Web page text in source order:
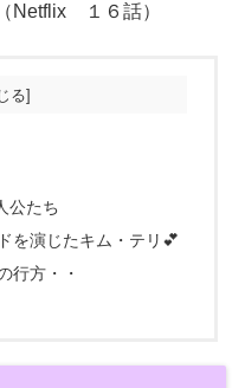
Netflix １６話）
公たち
を演じたキム・テリ💕
行方・・